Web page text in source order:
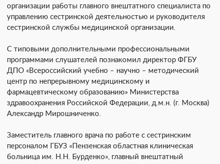
организации работы главного внештатного специалиста по
управлению сестринской деятельностью и руководителя
сестринской службы медицинской организации.
С типовыми дополнительными профессиональными
программами слушателей познакомил директор ФГБУ
ДПО «Всероссийский учебно – научно – методический
центр по непрерывному медицинскому и
фармацевтическому образованию» Министерства
здравоохранения Российской Федерации, д.м.н. (г. Москва)
Александр Мирошниченко.
Заместитель главного врача по работе с сестринским
персоналом ГБУЗ «Пензенская областная клиническая
больница им. Н.Н. Бурденко», главный внештатный